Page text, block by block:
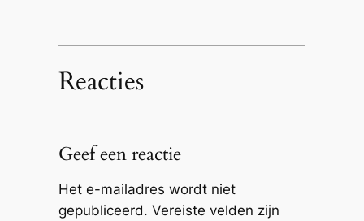
Reacties
Geef een reactie
Het e-mailadres wordt niet
gepubliceerd. Vereiste velden zijn